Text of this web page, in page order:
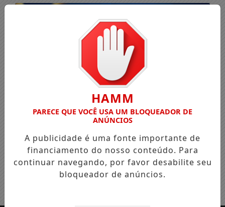
HAMM
PARECE QUE VOCÊ USA UM BLOQUEADOR DE
ANÚNCIOS
A publicidade é uma fonte importante de
financiamento do nosso conteúdo. Para
continuar navegando, por favor desabilite seu
bloqueador de anúncios.